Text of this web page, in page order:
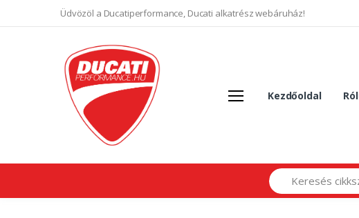
Üdvözöl a Ducatiperformance, Ducati alkatrész webáruház!
Kezdőoldal
Search